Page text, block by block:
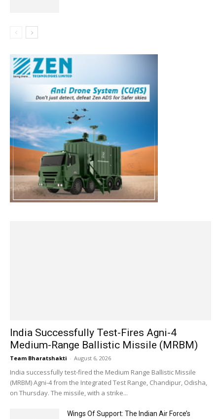
India Successfully Test-Fires Agni-4
Medium-Range Ballistic Missile (MRBM)
Team Bharatshakti - August 6, 2026
India successfully test-fired the Medium Range Ballistic Missile
(MRBM) Agni-4 from the Integrated Test Range, Chandipur, Odisha,
on Thursday. The missile, with a strike...
Wings Of Support: The Indian Air Force’s